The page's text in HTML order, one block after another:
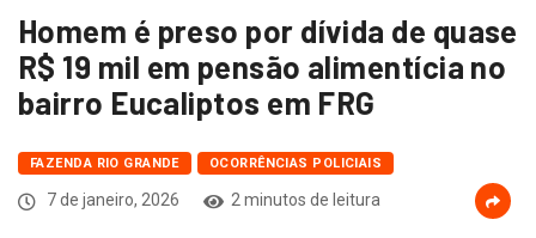
Homem é preso por dívida de quase
R$ 19 mil em pensão alimentícia no
bairro Eucaliptos em FRG
FAZENDA RIO GRANDE OCORRÊNCIAS POLICIAIS
7 de janeiro, 2026 2 minutos de leitura